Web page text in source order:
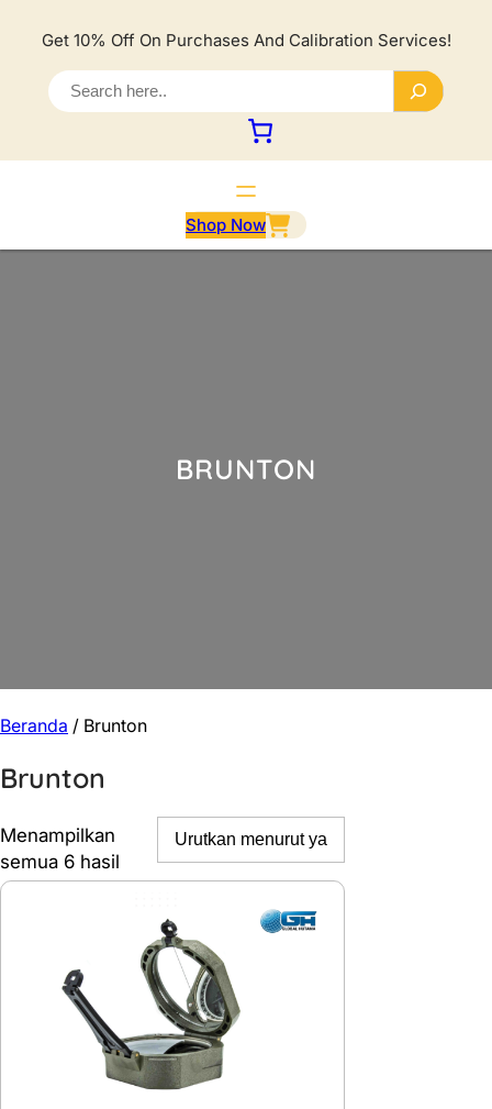
Get 10% Off On Purchases And Calibration Services!
e
a
r
c
h
Shop Now
BRUNTON
Beranda / Brunton
Brunton
Menampilkan
semua 6 hasil Diurutkan
menurut
terbaru